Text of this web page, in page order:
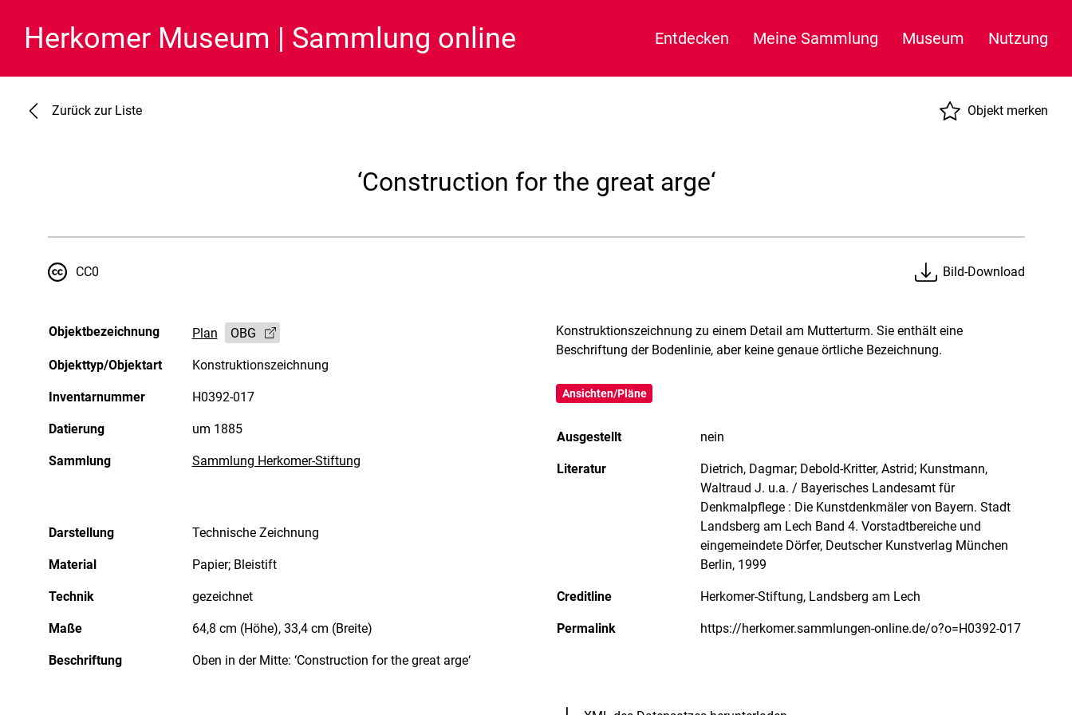
Herkomer Museum Sammlung online Entdecken Meine Sammlung Museum Nutzung
Zurück zur Liste Objekt merken
‘Construction for the great arge‘
CC0 Bild-Download
Objektbezeichnung Plan OBG
Objekttyp/Objektart Konstruktionszeichnung
Inventarnummer H0392-017
Datierung um 1885
Sammlung Sammlung Herkomer-Stiftung
Darstellung Technische Zeichnung
Material Papier; Bleistift
Technik gezeichnet
Maße 64,8 cm (Höhe), 33,4 cm (Breite)
Beschriftung Oben in der Mitte: ‘Construction for the great arge‘
Konstruktionszeichnung zu einem Detail am Mutterturm. Sie enthält eine
Beschriftung der Bodenlinie, aber keine genaue örtliche Bezeichnung.
Ansichten/Pläne
Ausgestellt nein
Literatur
Dietrich, Dagmar; Debold-Kritter, Astrid; Kunstmann,
Waltraud J. u.a. / Bayerisches Landesamt für
Denkmalpflege : Die Kunstdenkmäler von Bayern. Stadt
Landsberg am Lech Band 4. Vorstadtbereiche und
eingemeindete Dörfer, Deutscher Kunstverlag München
Berlin, 1999
Creditline Herkomer-Stiftung, Landsberg am Lech
Permalink